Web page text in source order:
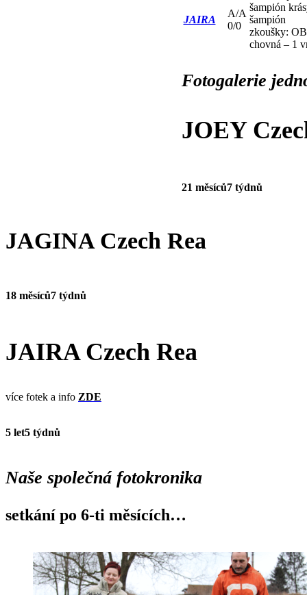
JAIRA
A/A
0/0
šampión
šampión
zkoušky:
chovná – 1
Fotogalerie
JOEY
21 měsíců7 týdnů
JAGINA Czech Rea
18 měsíců7 týdnů
JAIRA Czech Rea
více fotek a info ZDE
5 let5 týdnů
Naše společná fotokronika
setkání po 6-ti měsících…